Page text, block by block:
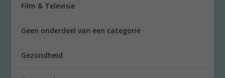
Film & Televisie
Geen onderdeel van een categorie
Gezondheid